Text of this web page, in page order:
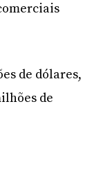
de dólares,
de